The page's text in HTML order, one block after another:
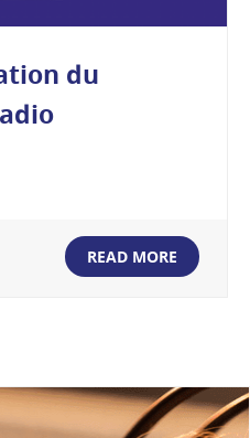
du
READ MORE